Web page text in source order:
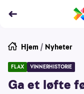
Hjem / Nyheter
FLAX VINNERHISTORIE
Ga et løfte